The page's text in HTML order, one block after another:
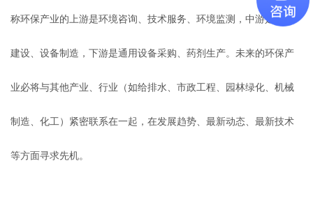
称环保产业的上游是环境咨询、技术服务、环境监测，中游是工程
建设、设备制造，下游是通用设备采购、药剂生产。未来的环保产
业必将与其他产业、行业（如给排水、市政工程、园林绿化、机械
制造、化工）紧密联系在一起，在发展趋势、最新动态、最新技术
等方面寻求先机。